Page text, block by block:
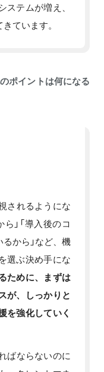
テムが増え、
ています。
ポイントは何になる
されるようにな
」「導入後のコ
から」など、機
選ぶ決め手にな
ために、まずは
が、しっかりと
を強化していく
ばならないのに